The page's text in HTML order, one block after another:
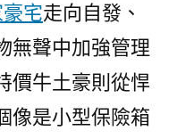
宅走向自發、
無聲中加強管理
價牛土豪則從悍
像是小型保險箱